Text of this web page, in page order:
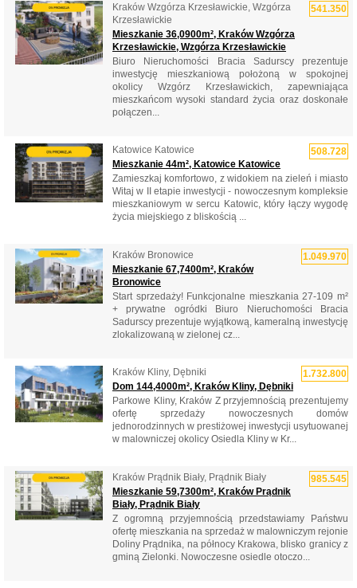
541.350
Kraków Wzgórza Krzesławickie, Wzgórza
Krzesławickie
Mieszkanie 36,0900m², Kraków Wzgórza
Krzesławickie, Wzgórza Krzesławickie
Biuro Nieruchomości Bracia Sadurscy prezentuje
inwestycję mieszkaniową położoną w spokojnej
okolicy Wzgórz Krzesławickich, zapewniająca
mieszkańcom wysoki standard życia oraz doskonałe
połączen...
508.728
Katowice Katowice
Mieszkanie 44m², Katowice Katowice
Zamieszkaj komfortowo, z widokiem na zieleń i miasto
Witaj w II etapie inwestycji - nowoczesnym kompleksie
mieszkaniowym w sercu Katowic, który łączy wygodę
życia miejskiego z bliskością ...
1.049.970
Kraków Bronowice
Mieszkanie 67,7400m², Kraków
Bronowice
Start sprzedaży! Funkcjonalne mieszkania 27-109 m²
+ prywatne ogródki Biuro Nieruchomości Bracia
Sadurscy prezentuje wyjątkową, kameralną inwestycję
zlokalizowaną w zielonej cz...
1.732.800
Kraków Kliny, Dębniki
Dom 144,4000m², Kraków Kliny, Dębniki
Parkowe Kliny, Kraków Z przyjemnością prezentujemy
ofertę sprzedaży nowoczesnych domów
jednorodzinnych w prestiżowej inwestycji usytuowanej
w malowniczej okolicy Osiedla Kliny w Kr...
985.545
Kraków Prądnik Biały, Prądnik Biały
Mieszkanie 59,7300m², Kraków Prądnik
Biały, Prądnik Biały
Z ogromną przyjemnością przedstawiamy Państwu
ofertę mieszkania na sprzedaż w malowniczym rejonie
Doliny Prądnika, na północy Krakowa, blisko granicy z
gminą Zielonki. Nowoczesne osiedle otoczo...